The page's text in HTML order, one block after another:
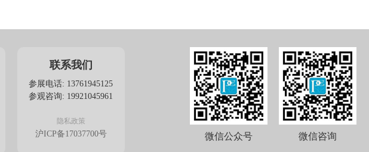
联系我们
参展电话: 13761945125
参观咨询: 19921045961
隐私政策
沪ICP备17037700号 微信公众号 微信咨询